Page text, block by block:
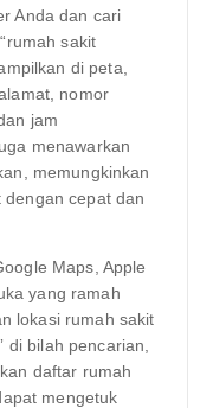
Anda dan cari
sakit
di peta,
nomor
jam
menawarkan
memungkinkan
cepat dan
Maps, Apple
yang ramah
lokasi rumah sakit
di bilah pencarian,
daftar rumah
mengetuk